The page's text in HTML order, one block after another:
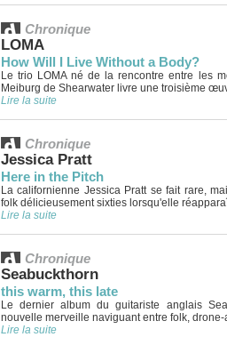
Chronique
LOMA
How Will I Live Without a Body?
Le trio LOMA né de la rencontre entre les
Meiburg de Shearwater livre une troisième
Lire la suite
Chronique
Jessica Pratt
Here in the Pitch
La californienne Jessica Pratt se fait rare,
folk délicieusement sixties lorsqu'elle
Lire la suite
Chronique
Seabuckthorn
this warm, this late
Le dernier album du guitariste anglais
nouvelle merveille naviguant entre folk,
Lire la suite